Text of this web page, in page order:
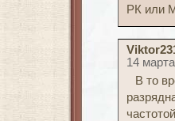
РК или
14
В то